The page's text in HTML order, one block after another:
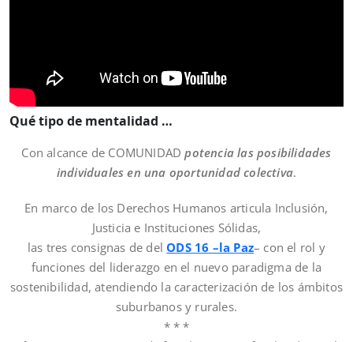
Qué tipo de mentalidad …
Con alcance de COMUNIDADpotencia las posibilidades
individuales en una oportunidad colectiva.
En marco de los Derechos Humanos articula Inclusión,
Justicia e Instituciones Sólidas,
las tres consignas de delODS 16 –la Paz– con el rol y
funciones del liderazgo en el nuevo paradigma de la
sostenibilidad, atendiendo la caracterización de los ámbitos
suburbanos y rurales.
* * *